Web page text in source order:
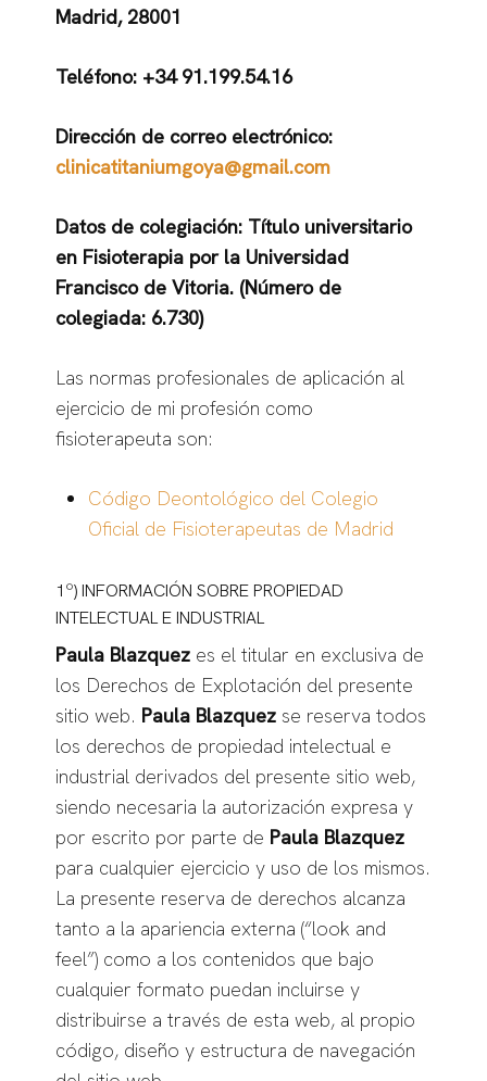
Madrid, 28001
Teléfono: +34 91.199.54.16
Dirección de correo electrónico:
clinicatitaniumgoya@gmail.com
Datos de colegiación: Título universitario
en Fisioterapia por la Universidad
Francisco de Vitoria. (Número de
colegiada: 6.730)
Las normas profesionales de aplicación al
ejercicio de mi profesión como
fisioterapeuta son:
Código Deontológico del Colegio
Oficial de Fisioterapeutas de Madrid
1º) INFORMACIÓN SOBRE PROPIEDAD
INTELECTUAL E INDUSTRIAL
Paula Blazquezes el titular en exclusiva de
los Derechos de Explotación del presente
sitio web. Paula Blazquezse reserva todos
los derechos de propiedad intelectual e
industrial derivados del presente sitio web,
siendo necesaria la autorización expresa y
por escrito por parte de Paula Blazquez
para cualquier ejercicio y uso de los mismos.
La presente reserva de derechos alcanza
tanto a la apariencia externa (“look and
feel”) como a los contenidos que bajo
cualquier formato puedan incluirse y
distribuirse a través de esta web, al propio
código, diseño y estructura de navegación